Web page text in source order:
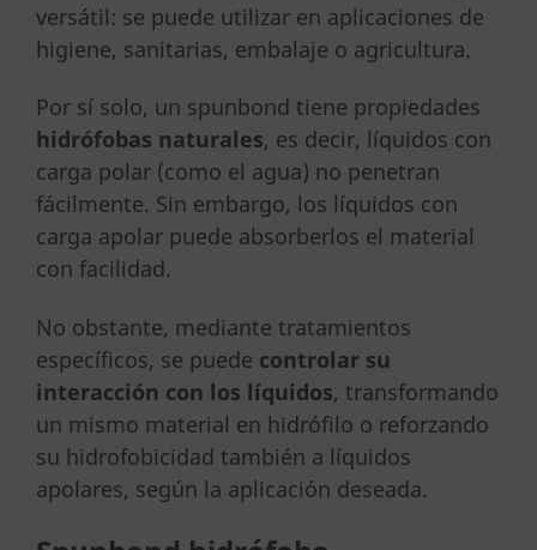
versátil: se puede utilizar en aplicaciones de
higiene, sanitarias, embalaje o agricultura.
Por sí solo, un spunbond tiene propiedades
hidrófobas naturales, es decir, líquidos con
carga polar (como el agua) no penetran
fácilmente. Sin embargo, los líquidos con
carga apolar puede absorberlos el material
con facilidad.
No obstante, mediante tratamientos
específicos, se puede controlar su
interacción con los líquidos, transformando
un mismo material en hidrófilo o reforzando
su hidrofobicidad también a líquidos
apolares, según la aplicación deseada.